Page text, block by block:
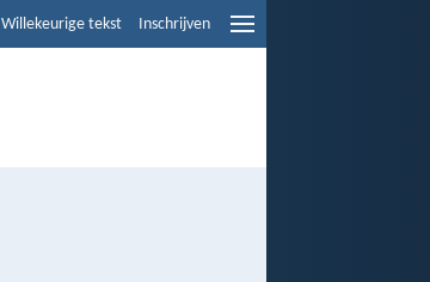
Willekeurige tekst Inschrijven